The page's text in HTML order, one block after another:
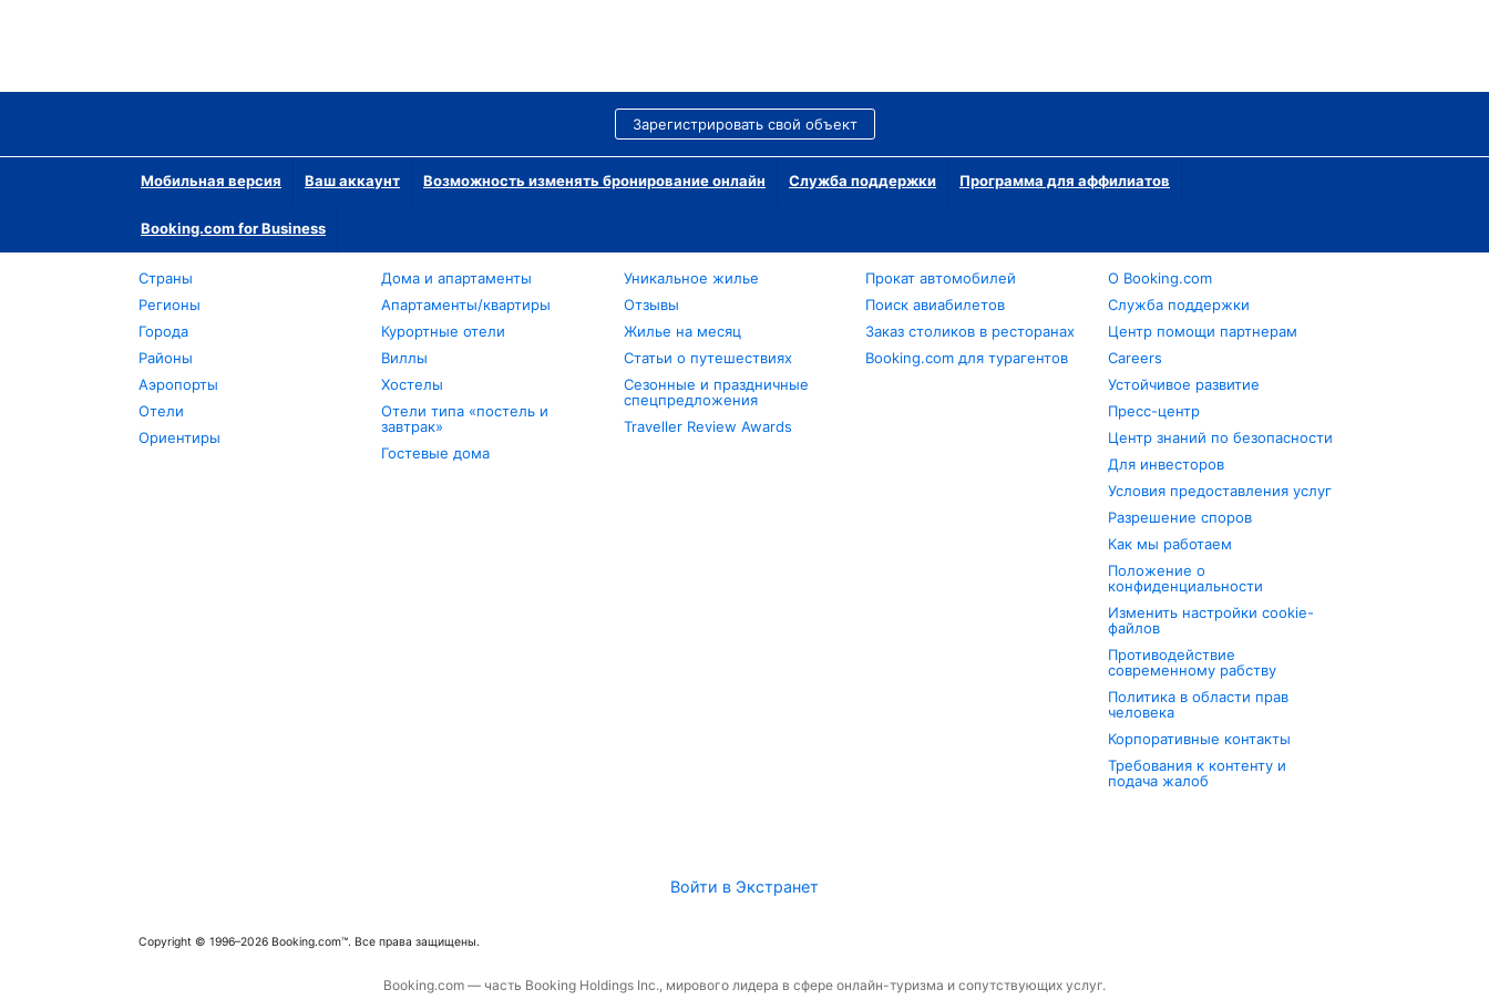
Зарегистрировать свой объект
Мобильная версия Ваш аккаунт Возможность изменять бронирование онлайн Служба поддержки Программа для аффилиатов
Booking.com for Business
Страны
Регионы
Города
Районы
Аэропорты
Отели
Ориентиры
Дома и апартаменты
Апартаменты/квартиры
Курортные отели
Виллы
Хостелы
Отели типа «постель и
завтрак»
Гостевые дома
Уникальное жилье
Отзывы
Жилье на месяц
Статьи о путешествиях
Сезонные и праздничные
спецпредложения
Traveller Review Awards
Прокат автомобилей
Поиск авиабилетов
Заказ столиков в ресторанах
Booking.com для турагентов
О Booking.com
Служба поддержки
Центр помощи партнерам
Careers
Устойчивое развитие
Пресс-центр
Центр знаний по безопасности
Для инвесторов
Условия предоставления услуг
Разрешение споров
Как мы работаем
Положение о
конфиденциальности
Изменить настройки cookie-
файлов
Противодействие
современному рабству
Политика в области прав
человека
Корпоративные контакты
Требования к контенту и
подача жалоб
Войти в Экстранет
Copyright © 1996–2026 Booking.com™. Все права защищены.
Booking.com — часть Booking Holdings Inc., мирового лидера в сфере онлайн-туризма и сопутствующих услуг.